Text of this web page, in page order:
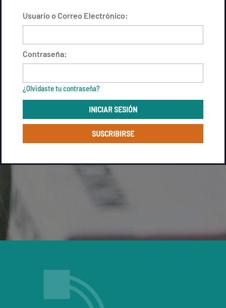
Usuario o Correo Electrónico:
Contraseña:
¿Olvidaste tu contraseña?
INICIAR SESIÓN
SUSCRIBIRSE